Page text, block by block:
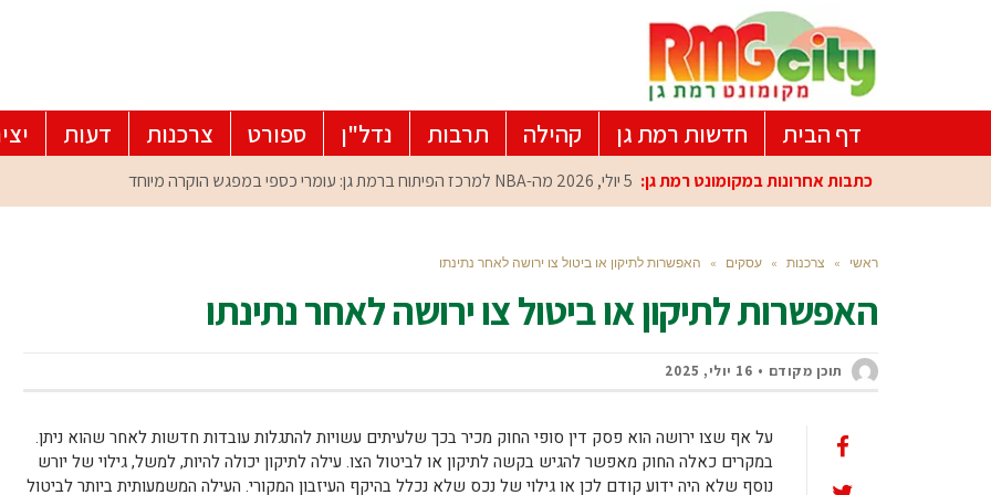
דף הבית חדשות רמת גן קהילה תרבות נדל"ן ספורט צרכנות דעות
כתבות אחרונות במקומונט רמת גן: 5 יולי, 2026 מה-NBA למרכז הפיתוח ברמת גן: עומרי כספי במפגש הוקרה מיוחד
ראשי » צרכנות » עסקים » האפשרות לתיקון או ביטול צו ירושה לאחר נתינתו
האפשרות לתיקון או ביטול צו ירושה לאחר נתינתו
תוכן מקודם 16 יולי, 2025
על אף שצו ירושה הוא פסק דין סופי החוק מכיר בכך שלעיתים עשויות להתגלות עובדות חדשות לאחר שהוא ניתן.
במקרים כאלה החוק מאפשר להגיש בקשה לתיקון או לביטול הצו. עילה לתיקון יכולה להיות, למשל, גילוי של יורש
נוסף שלא היה ידוע קודם לכן או גילוי של נכס שלא נכלל בהיקף העיזבון המקורי. העילה המשמעותית ביותר לביטול